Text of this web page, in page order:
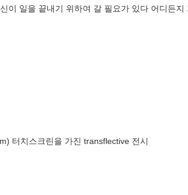
이 일을 끝내기 위하여 갈 필요가 있다 어디든지
터치스크린을 가진 transflective 전시